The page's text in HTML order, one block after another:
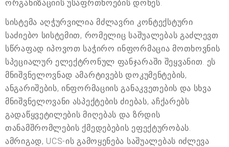
ორგანიზაციის უსაფრთხოების დონეს.
სისტემა აღჭურვილია მძლავრი კონტექსტური
საძიებო სისტემით, რომელიც საშუალებას გაძლევთ
სწრაფად იპოვოთ საჭირო ინფორმაცია მოთხოვნის
სპეციალურ ელექტრონულ ფანჯარაში შეყვანით. ეს
მნიშვნელოვნად ამარტივებს დოკუმენტების,
ანგარიშების, ინფორმაციის განაკვეთების და სხვა
მნიშვნელოვანი ასპექტების ძიებას, აჩქარებს
გადაწყვეტილების მიღებას და ზრდის
თანამშრომლების ქმედებების ეფექტურობას.
ამრიგად, UCS-ის გამოყენება საშუალებას იძლევა